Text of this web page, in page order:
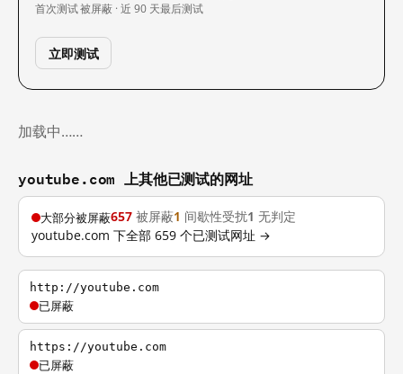
首次测试被屏蔽 · 近 90 天最后测试
立即测试
加载中……
youtube.com 上其他已测试的网址
大部分被屏蔽657 被屏蔽1 间歇性受扰1 无判定
youtube.com 下全部 659 个已测试网址 →
http://youtube.com
已屏蔽
https://youtube.com
已屏蔽